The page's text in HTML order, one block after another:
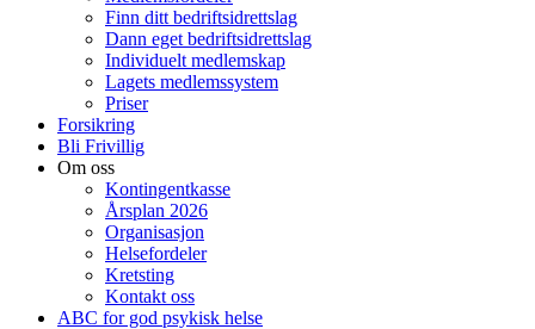
Finn ditt bedriftsidrettslag
Dann eget bedriftsidrettslag
Individuelt medlemskap
Lagets medlemssystem
Priser
Forsikring
Bli Frivillig
Om oss
Kontingentkasse
Årsplan 2026
Organisasjon
Helsefordeler
Kretsting
Kontakt oss
ABC for god psykisk helse